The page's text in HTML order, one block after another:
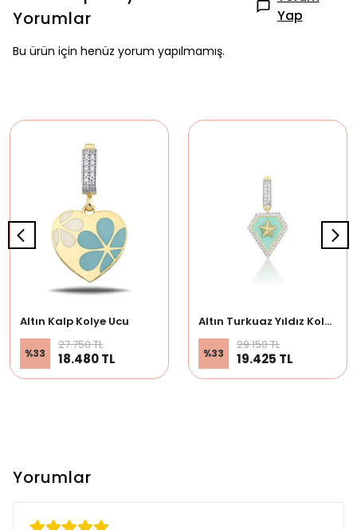
Yorumlar
Yap
Bu ürün için henüz yorum yapılmamış.
Altın Kalp Kolye Ucu
%33
27.750 TL
18.480 TL
Altın Turkuaz Yıldız Kolye Ucu
%33
29.150 TL
19.425 TL
Yorumlar